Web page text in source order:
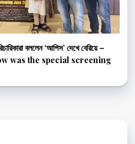
বললেন ‘আপিস’ দেখে বেরিয়ে –
was the special screening